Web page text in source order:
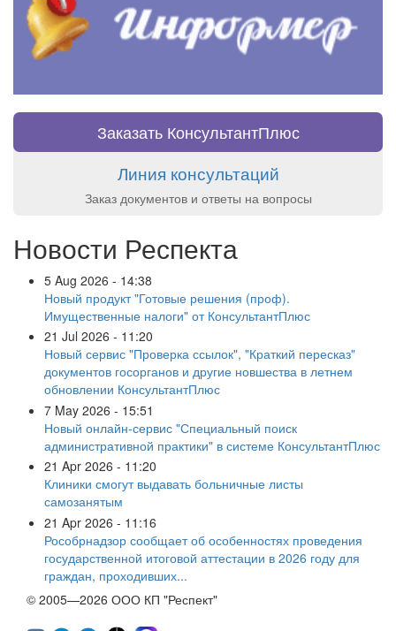
Заказать КонсультантПлюс
Линия консультаций
Заказ документов и ответы на вопросы
Новости Респекта
5 Aug 2026 - 14:38
Новый продукт "Готовые решения (проф).
Имущественные налоги" от КонсультантПлюс
21 Jul 2026 - 11:20
Новый сервис "Проверка ссылок", "Краткий пересказ"
документов госорганов и другие новшества в летнем
обновлении КонсультантПлюс
7 May 2026 - 15:51
Новый онлайн-сервис "Специальный поиск
административной практики" в системе КонсультантПлюс
21 Apr 2026 - 11:20
Клиники смогут выдавать больничные листы
самозанятым
21 Apr 2026 - 11:16
Рособрнадзор сообщает об особенностях проведения
государственной итоговой аттестации в 2026 году для
граждан, проходивших...
© 2005—2026 ООО КП "Респект"